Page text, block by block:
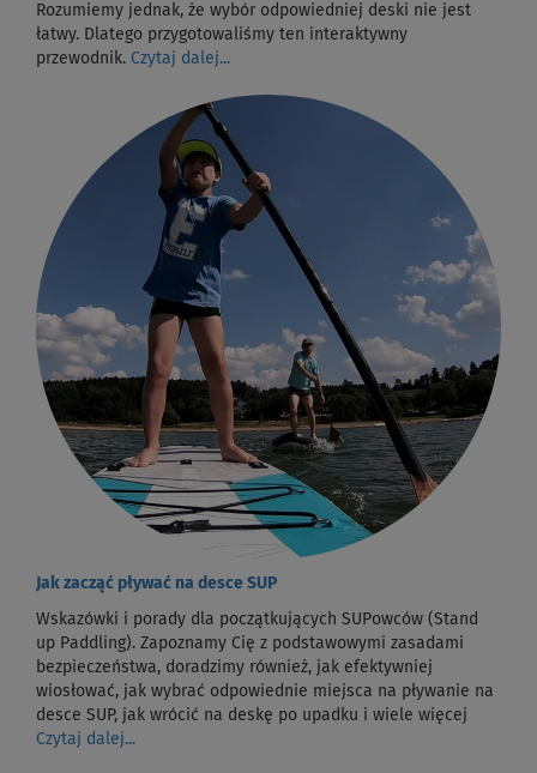
Rozumiemy jednak, że wybór odpowiedniej deski nie jest
łatwy. Dlatego przygotowaliśmy ten interaktywny
przewodnik. Czytaj dalej...
Jak zacząć pływać na desce SUP
Wskazówki i porady dla początkujących SUPowców (Stand
up Paddling). Zapoznamy Cię z podstawowymi zasadami
bezpieczeństwa, doradzimy również, jak efektywniej
wiosłować, jak wybrać odpowiednie miejsca na pływanie na
desce SUP, jak wrócić na deskę po upadku i wiele więcej
Czytaj dalej...